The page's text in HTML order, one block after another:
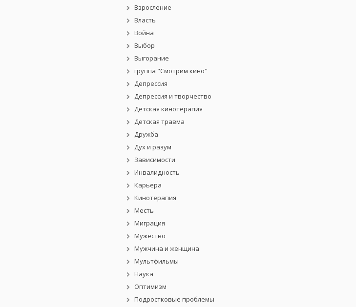
Взросление
Власть
Война
Выбор
Выгорание
группа "Смотрим кино"
Депрессия
Депрессия и творчество
Детская кинотерапия
Детская травма
Дружба
Дух и разум
Зависимости
Инвалидность
Карьера
Кинотерапия
Месть
Миграция
Мужество
Мужчина и женщина
Мультфильмы
Наука
Оптимизм
Подростковые проблемы